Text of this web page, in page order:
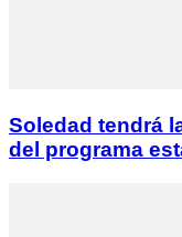
Soledad tendrá
del programa